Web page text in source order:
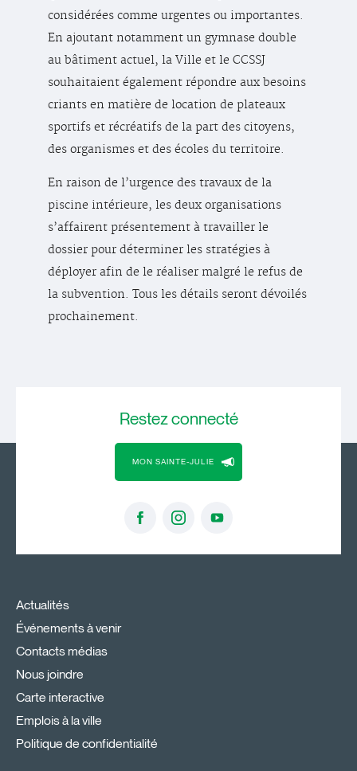
considérées comme urgentes ou importantes.
En ajoutant notamment un gymnase double
au bâtiment actuel, la Ville et le CCSSJ
souhaitaient également répondre aux besoins
criants en matière de location de plateaux
sportifs et récréatifs de la part des citoyens,
des organismes et des écoles du territoire.
En raison de l’urgence des travaux de la
piscine intérieure, les deux organisations
s’affairent présentement à travailler le
dossier pour déterminer les stratégies à
déployer afin de le réaliser malgré le refus de
la subvention. Tous les détails seront dévoilés
prochainement.
Restezconnecté
MON SAINTE-JULIE
Actualités
Événements à venir
Contacts médias
Nous joindre
Carte interactive
Emplois à la ville
Politique de confidentialité